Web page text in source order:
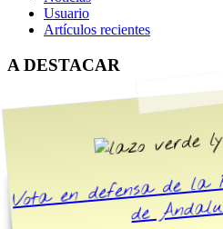
Usuario
Artículos recientes
A DESTACAR
Vota en defensa de
de